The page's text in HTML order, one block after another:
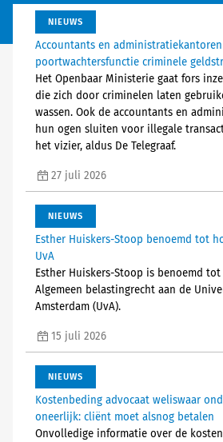
NIEUWS
Accountants en
poortwachtersfunctie criminele
Het Openbaar Ministerie gaat fors
die zich door criminelen laten
wassen. Ook de accountants en
hun ogen sluiten voor illegale
het vizier, aldus De Telegraaf.
27 juli 2026
NIEUWS
Esther Huiskers-Stoop benoemd tot
UvA
Esther Huiskers-Stoop is benoemd
Algemeen belastingrecht aan de
Amsterdam (UvA).
15 juli 2026
NIEUWS
Kostenbeding advocaat weliswaar
oneerlijk: cliënt moet alsnog betalen
Onvolledige informatie over de